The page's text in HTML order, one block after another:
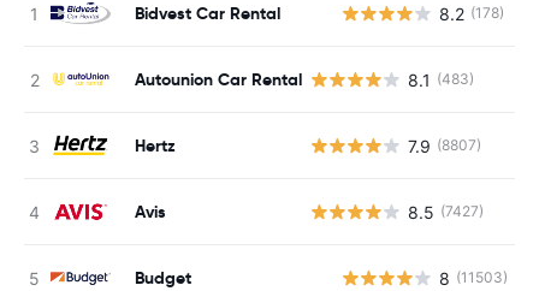
Bidvest Car Rental 8.2 (178)
Autounion Car Rental 8.1 (483)
Hertz 7.9 (8807)
Avis 8.5 (7427)
Budget 8 (11503)